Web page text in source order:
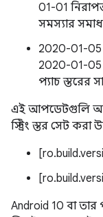
01-01
সমস্যার
2020-01-05
2020-01-05
প্যাচ স্তরের
এই আপডেটগুলি
স্ট্রিং স্তর সেট করা
Android 10 বা